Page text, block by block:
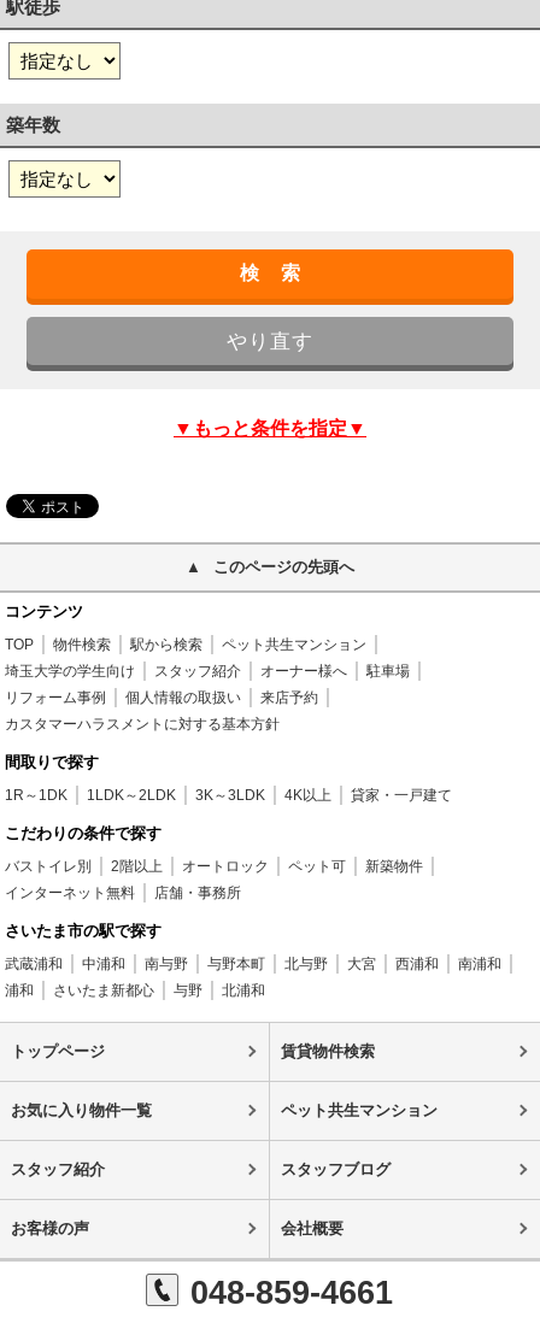
駅徒歩
築年数
▼もっと条件を指定▼
このページの先頭へ
コンテンツ
TOP 物件検索 駅から検索
ペット共生マンション
埼玉大学の学生向け
スタッフ紹介 オーナー様へ
駐車場
リフォーム事例
個人情報の取扱い
来店予約
カスタマーハラスメントに対する基本方針
間取りで探す
1R～1DK 1LDK～2LDK 3K～3LDK 4K以上 貸家・一戸建て
こだわりの条件で探す
バストイレ別 2階以上 オートロック ペット可
新築物件
インターネット無料
店舗・事務所
さいたま市の駅で探す
武蔵浦和 中浦和 南与野 与野本町 北与野 大宮 西浦和
南浦和
浦和
さいたま新都心 与野 北浦和
トップページ 賃貸物件検索
お気に入り物件一覧 ペット共生マンション
スタッフ紹介 スタッフブログ
お客様の声 会社概要
048-859-4661